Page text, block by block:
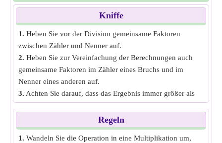
Kniffe
1. Heben Sie vor der Division gemeinsame Faktoren
zwischen Zähler und Nenner auf.
2. Heben Sie zur Vereinfachung der Berechnungen auch
gemeinsame Faktoren im Zähler eines Bruchs und im
Nenner eines anderen auf.
3. Achten Sie darauf, dass das Ergebnis immer größer als
der ursprüngliche Zähler, aber kleiner als der ursprüngliche
Nenner ist, da das Ergebnis angibt, wie oft ein Bruch in
einen anderen passt.
Regeln
1. Wandeln Sie die Operation in eine Multiplikation um,